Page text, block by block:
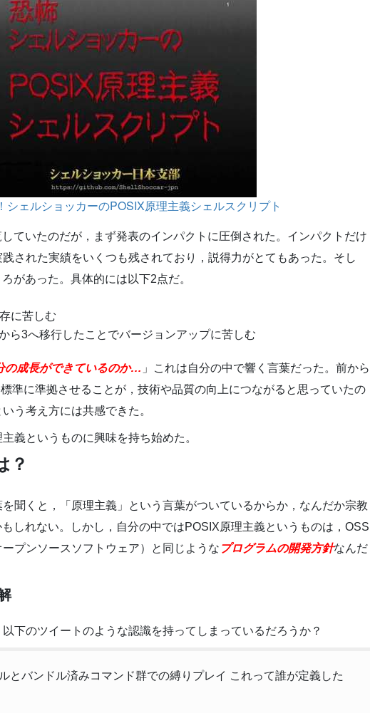
シェルショッカーのPOSIX原理主義シェルスクリプト
ていたのだが，まず発表のインパクトに圧倒された。インパクトだけ
された実績をいくつも残されており，説得力がとてもあった。そし
があった。具体的には以下2点だ。
に苦しむ
ら3へ移行したことでバージョンアップに苦しむ
の成長ができているのか… 」これは自分の中で響く言葉だった。前からI
準に準拠させることが，技術や品質の向上につながると思っていたの
う考え方には共感できた。
義というものに興味を持ち始めた。
？
聞くと，「原理主義」という言葉がついているからか，なんだか宗教
しれない。しかし，自分の中ではPOSIX原理主義というものは，OSS
ープンソースソフトウェア）と同じような プログラムの開発方針なんだ
下のツイートのような認識を持ってしまっているだろうか？
とバンドル済みコマンド群での縛りプレイ これって誰が定義した